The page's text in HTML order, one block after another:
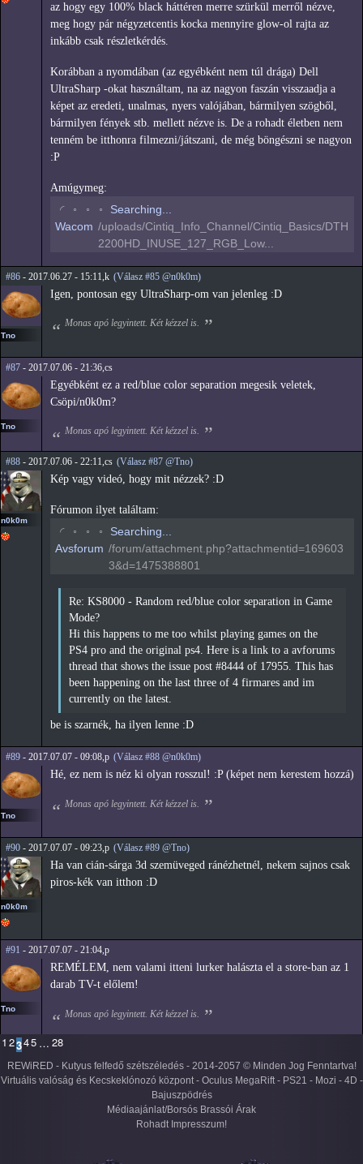
az hogy egy 100% black háttéren merre szürkül merről nézve,
meg hogy pár négyzetcentis kocka mennyire glow-ol rajta az
inkább csak részletkérdés.
Korábban a nyomdában (az egyébként nem túl drága) Dell
UltraSharp -okat használtam, na az nagyon faszán visszaadja a
képet az eredeti, unalmas, nyers valójában, bármilyen szögből,
bármilyen fények stb. mellett nézve is. De a rohadt életben nem
tenném be itthonra filmezni/játszani, de még böngészni se nagyon
:P
Amúgymeg:
◡ ◦ ◦ ◦
Searching...
Wacom /uploads/Cintiq_Info_Channel/Cintiq_Basics/DTH
2200HD_INUSE_127_RGB_Low...
#86 - 2017.06.27 - 15:11,k (Válasz #85 @n0k0m)
Tno
Igen, pontosan egy UltraSharp-om van jelenleg :D
Monas apó legyintett. Két kézzel is.
#87 - 2017.07.06 - 21:36,cs
Tno
Egyébként ez a red/blue color separation megesik veletek,
Csöpi/n0k0m?
Monas apó legyintett. Két kézzel is.
#88 - 2017.07.06 - 22:11,cs (Válasz #87 @Tno)
n0k0m
Kép vagy videó, hogy mit nézzek? :D
Fórumon ilyet találtam:
◡ ◦ ◦ ◦
Searching...
Avsforum /forum/attachment.php?attachmentid=169603
3&d=1475388801
Re: KS8000 - Random red/blue color separation in Game
Mode?
Hi this happens to me too whilst playing games on the
PS4 pro and the original ps4. Here is a link to a avforums
thread that shows the issue post #8444 of 17955. This has
been happening on the last three of 4 firmares and im
currently on the latest.
be is szarnék, ha ilyen lenne :D
#89 - 2017.07.07 - 09:08,p (Válasz #88 @n0k0m)
Tno
Hé, ez nem is néz ki olyan rosszul! :P (képet nem kerestem hozzá)
Monas apó legyintett. Két kézzel is.
#90 - 2017.07.07 - 09:23,p (Válasz #89 @Tno)
n0k0m
Ha van cián-sárga 3d szemüveged ránézhetnél, nekem sajnos csak
piros-kék van itthon :D
#91 - 2017.07.07 - 21:04,p
Tno
REMÉLEM, nem valami itteni lurker halászta el a store-ban az 1
darab TV-t előlem!
Monas apó legyintett. Két kézzel is.
1 2345 … 28
REWiRED - Kutyus felfedő szétszéledés - 2014-2057 © Minden Jog Fenntartva!
Virtuális valóság és Kecskeklónozó központ - Oculus MegaRift - PS21 - Mozi - 4D -
Bajuszpödrés
Médiaajánlat/Borsós Brassói Árak
Rohadt Impresszum!